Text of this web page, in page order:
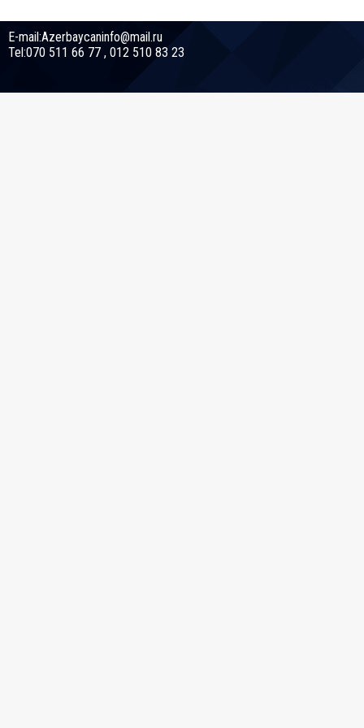
E-mail:Azerbaycaninfo@mail.ru
Tel:070 511 66 77 , 012 510 83 23